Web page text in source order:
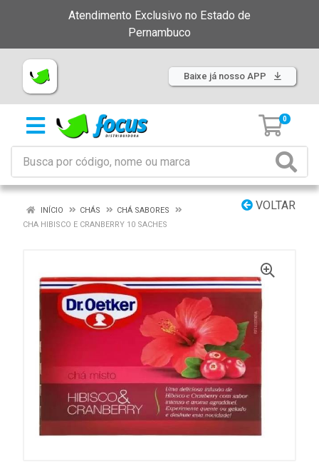
Atendimento Exclusivo no Estado de
Pernambuco
Baixe já nosso APP
0
VOLTAR
INÍCIO CHÁS
CHÁ SABORES
CHA HIBISCO E CRANBERRY 10 SACHES